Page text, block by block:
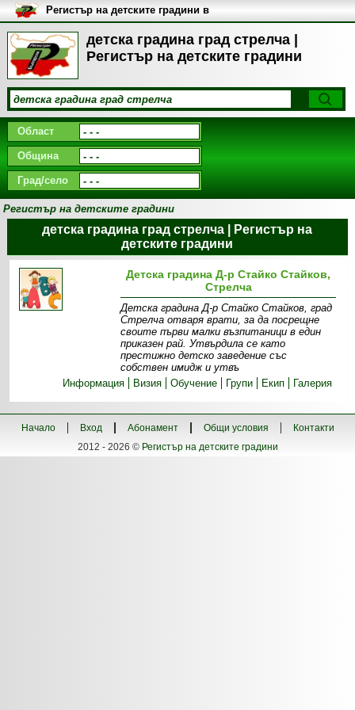
детска градина град стрелча |
Регистър на детските градини
Регистър на детските градини в
България
Област
Община
Град/село
Регистър на детските градини
детска градина град стрелча | Регистър на
детските градини
Детска градина Д-р Стайко Стайков,
Стрелча
Детска градина Д-р Стайко Стайков, град
Стрелча отваря врати, за да посрещне
своите първи малки възпитаници в един
приказен рай. Утвърдила се като
престижно детско заведение със
собствен имидж и утвъ
Информация
Визия Обучение Групи Екип Галерия
Начало Вход Абонамент Общи условия
Контакти
2012 - 2026 © Регистър на детските градини